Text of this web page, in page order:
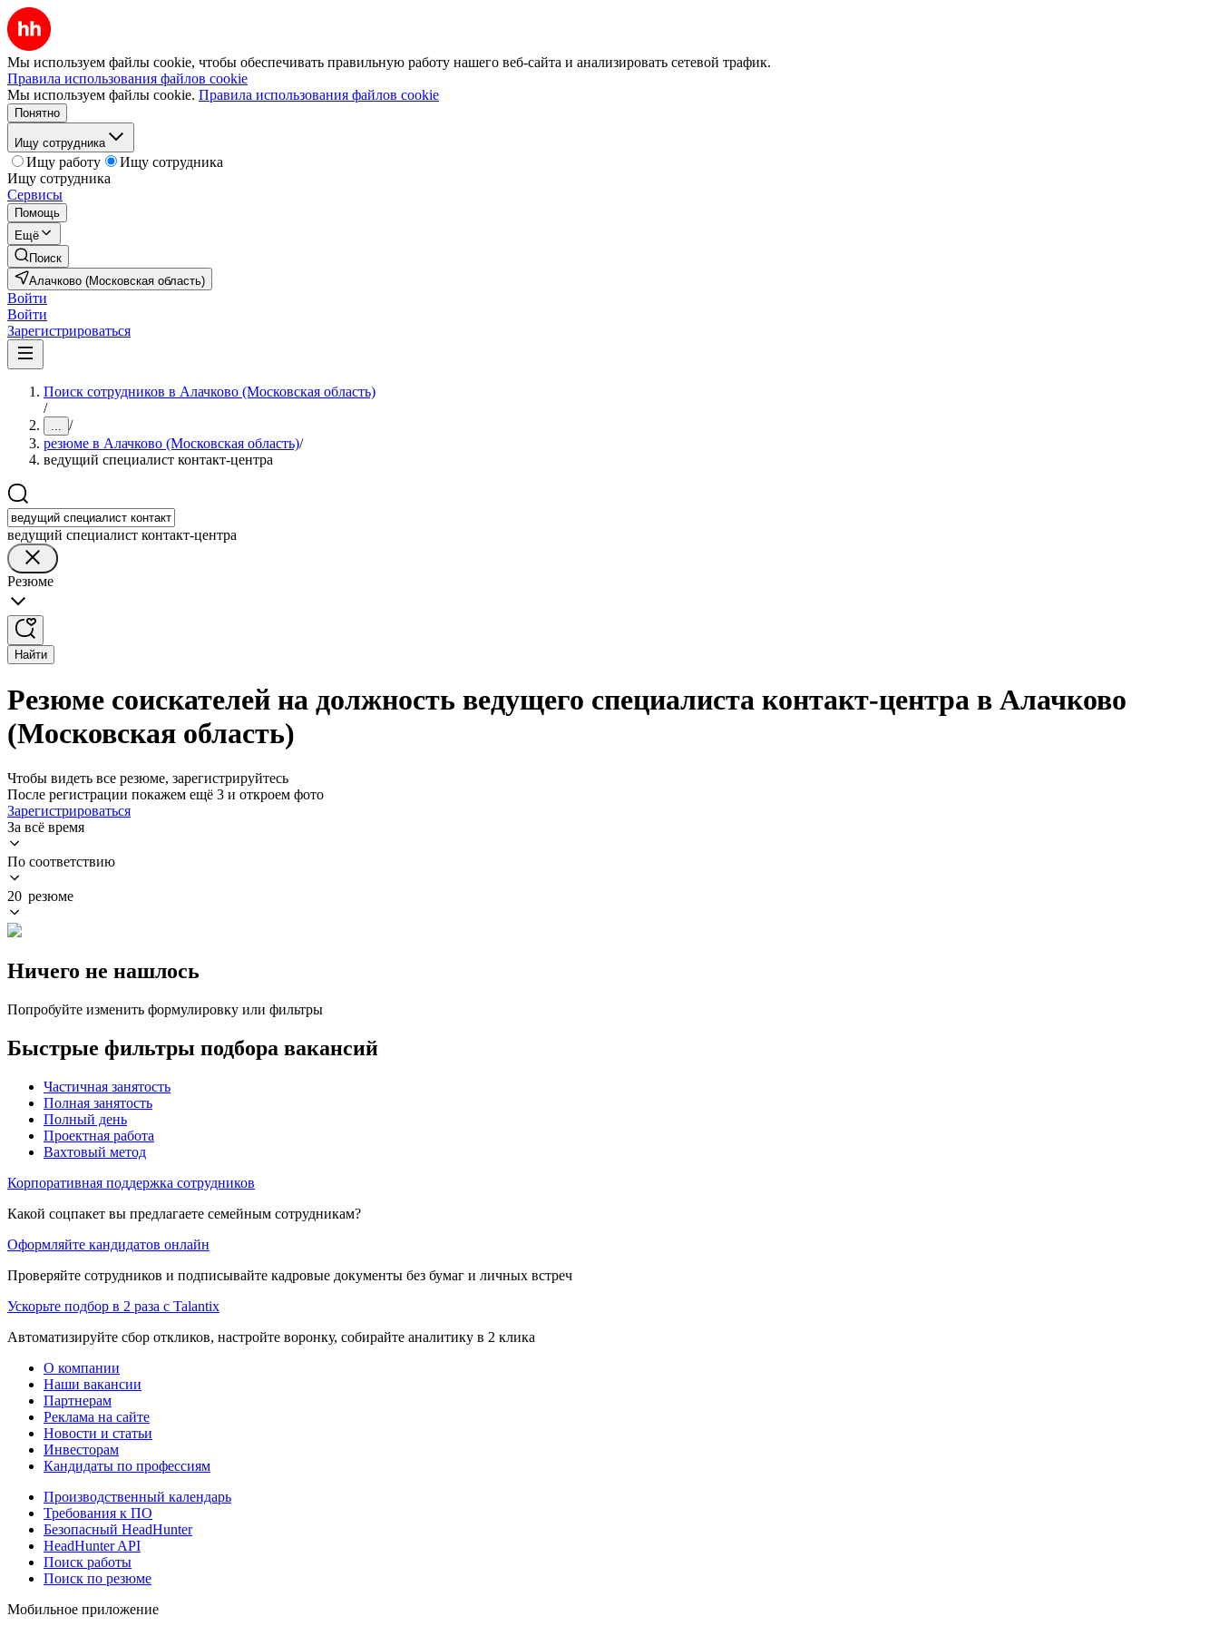
Мы используем файлы cookie, чтобы обеспечивать правильную работу нашего веб-сайта и анализировать сетевой трафик.
Правила использования файлов cookie
Мы используем файлы cookie. Правила использования файлов cookie
Понятно
Ищу сотрудника
Ищу работу
Ищу сотрудника
Ищу сотрудника
Сервисы
Помощь
Ещё
Поиск
Алачково (Московская область)
Войти
Войти
Зарегистрироваться
Поиск сотрудников в Алачково (Московская область)
/
... /
резюме в Алачково (Московская область)/
ведущий специалист контакт-центра
ведущий специалист контакт-центра
Резюме
Найти
Резюме соискателей на должность ведущего специалиста контакт-центра в Алачково
(Московская область)
Чтобы видеть все резюме, зарегистрируйтесь
После регистрации покажем ещё 3 и откроем фото
Зарегистрироваться
За всё время
По соответствию
20 резюме
Ничего не нашлось
Попробуйте изменить формулировку или фильтры
Быстрые фильтры подбора вакансий
Частичная занятость
Полная занятость
Полный день
Проектная работа
Вахтовый метод
Корпоративная поддержка сотрудников
Какой соцпакет вы предлагаете семейным сотрудникам?
Оформляйте кандидатов онлайн
Проверяйте сотрудников и подписывайте кадровые документы без бумаг и личных встреч
Ускорьте подбор в 2 раза с Talantix
Автоматизируйте сбор откликов, настройте воронку, собирайте аналитику в 2 клика
О компании
Наши вакансии
Партнерам
Реклама на сайте
Новости и статьи
Инвесторам
Кандидаты по профессиям
Производственный календарь
Требования к ПО
Безопасный HeadHunter
HeadHunter API
Поиск работы
Поиск по резюме
Мобильное приложение